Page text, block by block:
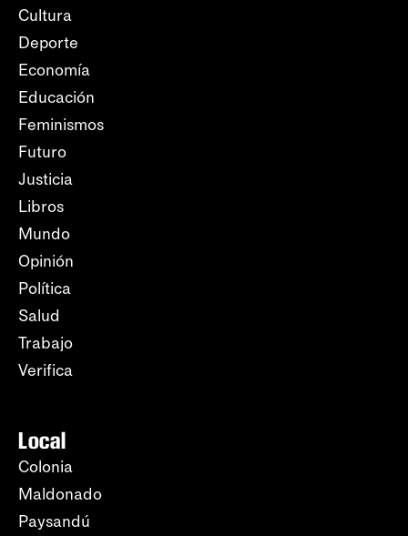
Cultura
Deporte
Economía
Educación
Feminismos
Futuro
Justicia
Libros
Mundo
Opinión
Política
Salud
Trabajo
Verifica
Local
Colonia
Maldonado
Paysandú